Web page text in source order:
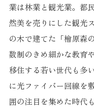
業は林業と観光業。都
然美を売りにした観光
の木で建てた「檜原森
数制のきめ細かな教育
移住する若い世代も多
に光ファイバー回線を
囲の注目を集めた時代